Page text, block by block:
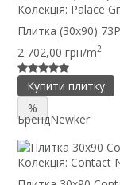
Колекція: Palace
Плитка (30x90)
2 702,00 грн/m2
Купити плитку
%
БрендNewker
Колекція: Contact